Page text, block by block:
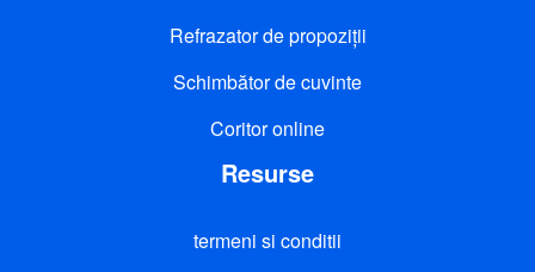
Refrazator de propoziții
Schimbător de cuvinte
Coritor online
Resurse
termeni si conditii